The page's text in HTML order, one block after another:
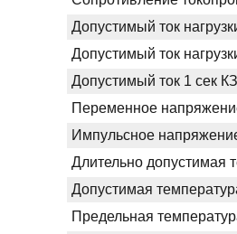
Допустимый ток
Допустимый ток
Допустимый ток 1 сек
Переменное
Импульсное
Длительно допустимая
Допустимая
Предельная